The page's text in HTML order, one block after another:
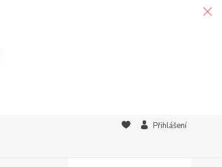
Přihlášení